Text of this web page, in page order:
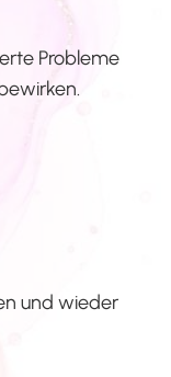
Probleme
und wieder